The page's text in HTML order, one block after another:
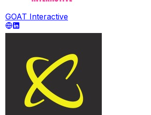
GOAT Interactive